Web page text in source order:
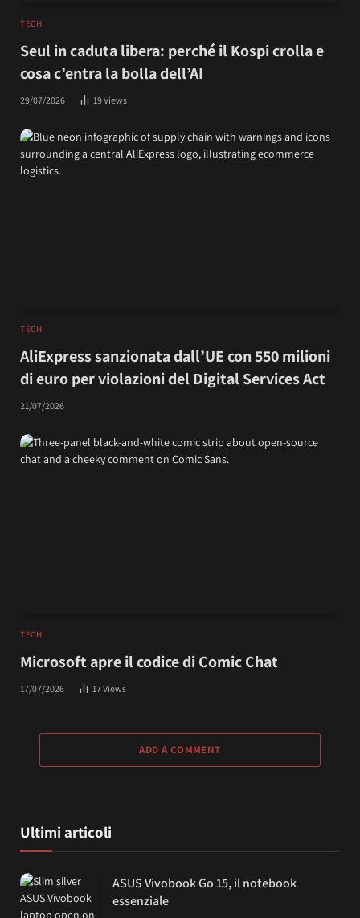
TECH
Seul in caduta libera: perché il Kospi crolla e
cosa c’entra la bolla dell’AI
29/07/2026 19Views
TECH
AliExpress sanzionata dall’UE con 550 milioni
di euro per violazioni del Digital Services Act
21/07/2026
TECH
Microsoft apre il codice di Comic Chat
17/07/2026 17Views
ADD A COMMENT
Ultimi articoli
ASUS Vivobook Go 15, il notebook
essenziale